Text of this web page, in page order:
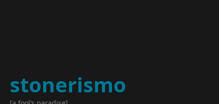
stonerismo